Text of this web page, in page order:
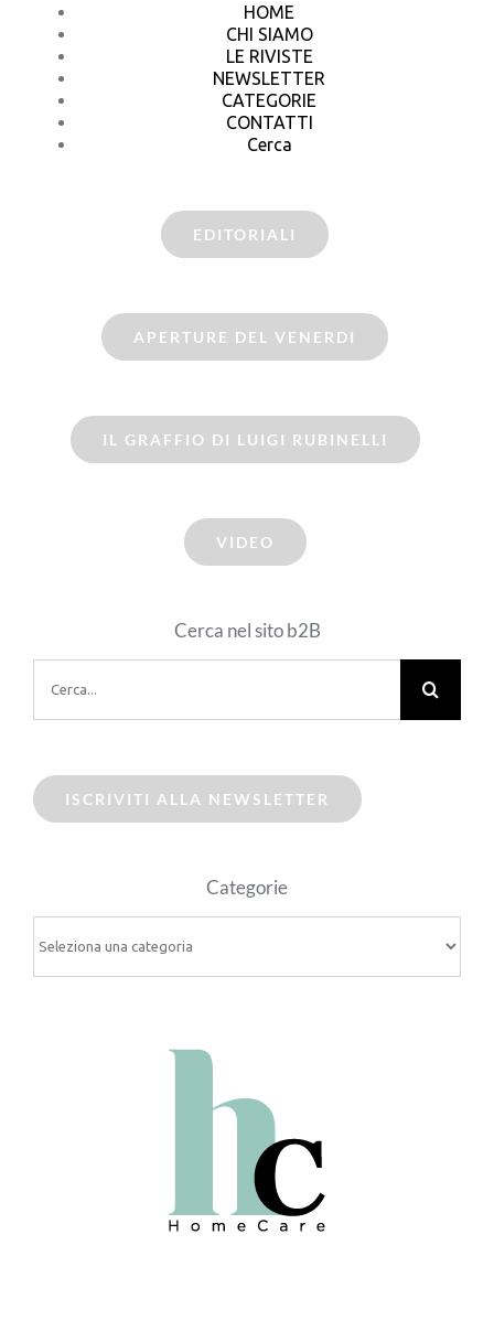
HOME
CHI SIAMO
LE RIVISTE
NEWSLETTER
CATEGORIE
CONTATTI
Cerca
EDITORIALI
APERTURE DEL VENERDI
IL GRAFFIO DI LUIGI RUBINELLI
VIDEO
Cerca nel sito b2B
per:
ISCRIVITI ALLA NEWSLETTER
Categorie